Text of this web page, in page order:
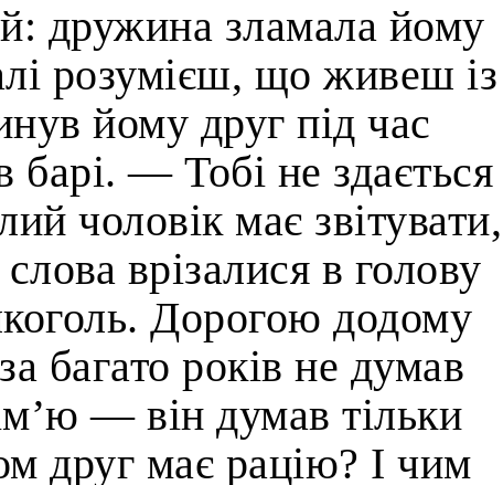
дружина зламала йому
розумієш, що живеш із
йому друг під час
барі. — Тобі не здається
чоловік має звітувати,
врізалися в голову
Дорогою додому
багато років не думав
— він думав тільки
друг має рацію? І чим